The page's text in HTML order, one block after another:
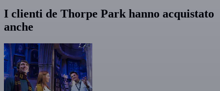
I clienti de Thorpe Park hanno acquistato
anche